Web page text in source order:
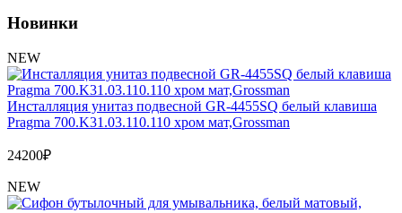
Новинки
NEW
Инсталляция унитаз подвесной GR-4455SQ белый клавиша
Pragma 700.K31.03.110.110 хром мат,Grossman
24200₽
NEW